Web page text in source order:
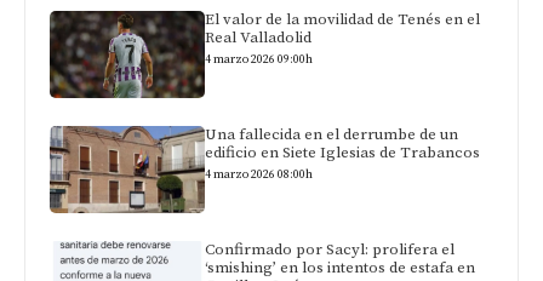
El valor de la movilidad de Tenés en el
Real Valladolid
4 marzo 2026 09:00h
Una fallecida en el derrumbe de un
edificio en Siete Iglesias de Trabancos
4 marzo 2026 08:00h
Confirmado por Sacyl: prolifera el
‘smishing’ en los intentos de estafa en